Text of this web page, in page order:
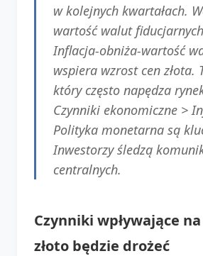
w kolejnych kwartałach.
wartość walut
Inflacja-obniża-wartość
wspiera wzrost cen złota.
który często napędza
Czynniki ekonomiczne >
Polityka monetarna są
Inwestorzy śledzą
centralnych.
Czynniki wpływające
złoto będzie drożeć